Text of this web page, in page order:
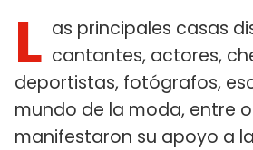
L as principales casas
cantantes, actores,
deportistas, fotógrafos,
mundo de la moda, entre
manifestaron su apoyo a